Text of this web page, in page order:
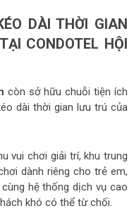
DÀI THỜI GIAN
CONDOTEL HỘI
còn sở hữu chuỗi tiện ích
dài thời gian lưu trú của
vui chơi giải trí, khu trung
dành riêng cho trẻ em,
hệ thống dịch vụ cao
khó có thể từ chối.